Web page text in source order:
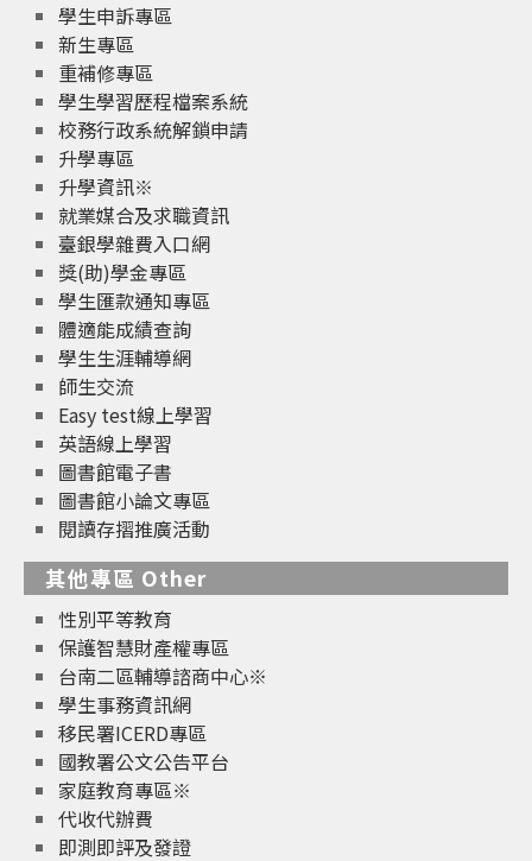
學生申訴專區
新生專區
重補修專區
學生學習歷程檔案系統
校務行政系統解鎖申請
升學專區
升學資訊※
就業媒合及求職資訊
臺銀學雜費入口網
獎(助)學金專區
學生匯款通知專區
體適能成績查詢
學生生涯輔導網
師生交流
Easy test線上學習
英語線上學習
圖書館電子書
圖書館小論文專區
閱讀存摺推廣活動
其他專區 Other
性別平等教育
保護智慧財產權專區
台南二區輔導諮商中心※
學生事務資訊網
移民署ICERD專區
國教署公文公告平台
家庭教育專區※
代收代辦費
即測即評及發證